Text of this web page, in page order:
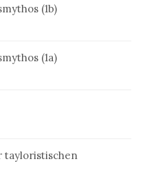
(1b)
(1a)
tayloristischen